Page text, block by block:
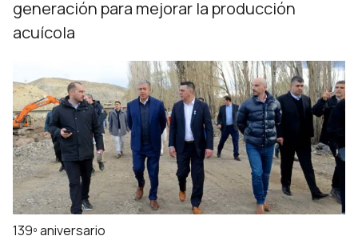
generación para mejorar la producción
acuícola
139º aniversario